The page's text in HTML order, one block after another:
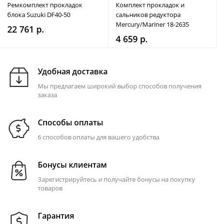
Ремкомплект прокладок
блока Suzuki DF40-50
22 761 р.
Комплект прокладок и
сальников редуктора
Mercury/Mariner 18-2635
4 659 р.
Удобная доставка
Мы предлагаем широкий выбор способов получения
заказа
Способы оплаты
6 способов оплаты для вашего удобства
Бонусы клиентам
Зарегистрируйтесь и получайте бонусы на покупку
товаров
Гарантия